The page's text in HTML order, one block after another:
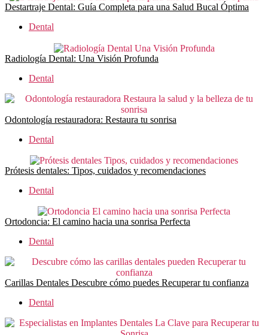
Destartraje Dental: Guía Completa para una Salud Bucal Óptima
Dental
Radiología Dental: Una Visión Profunda
Dental
Odontología restauradora: Restaura tu sonrisa
Dental
Prótesis dentales: Tipos, cuidados y recomendaciones
Dental
Ortodoncia: El camino hacia una sonrisa Perfecta
Dental
Carillas Dentales Descubre cómo puedes Recuperar tu confianza
Dental